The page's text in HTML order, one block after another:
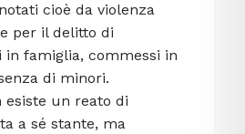
cioè da violenza
per il delitto di
famiglia, commessi in
di minori.
esiste un reato di
a sé stante, ma